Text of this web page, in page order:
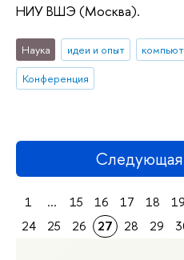
НИУ ВШЭ (Москва).
Наука идеи и опыт
Конференция
Следующая
1 ... 15 16 17 18 19
24
25 26 27 28 29